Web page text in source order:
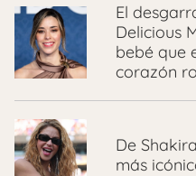
El
Delicious
bebé que
corazón
De
más